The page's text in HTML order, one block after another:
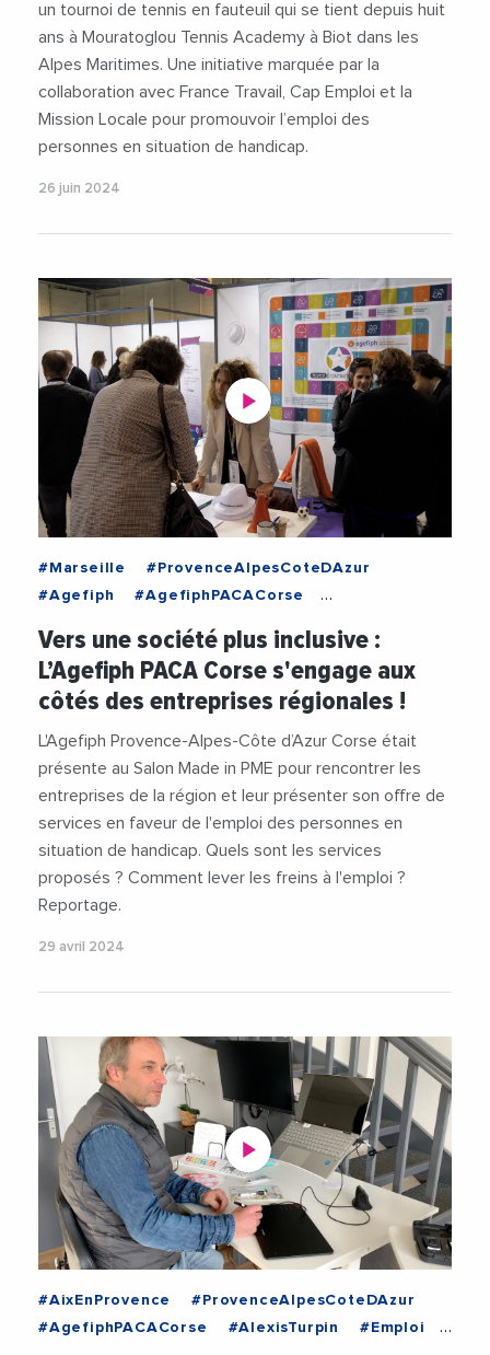
un tournoi de tennis en fauteuil qui se tient depuis huit
ans à Mouratoglou Tennis Academy à Biot dans les
Alpes Maritimes. Une initiative marquée par la
collaboration avec France Travail, Cap Emploi et la
Mission Locale pour promouvoir l’emploi des
personnes en situation de handicap.
26 juin 2024
#Marseille
#ProvenceAlpesCoteDAzur
#Agefiph
#AgefiphPACACorse
Vers une société plus inclusive :
L’Agefiph PACA Corse s'engage aux
côtés des entreprises régionales !
L'Agefiph Provence-Alpes-Côte d’Azur Corse était
présente au Salon Made in PME pour rencontrer les
entreprises de la région et leur présenter son offre de
services en faveur de l'emploi des personnes en
situation de handicap. Quels sont les services
proposés ? Comment lever les freins à l'emploi ?
Reportage.
29 avril 2024
#AixEnProvence
#ProvenceAlpesCoteDAzur
#AgefiphPACACorse
#AlexisTurpin
#Emploi